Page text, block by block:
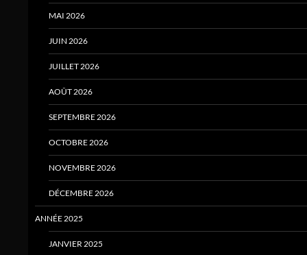
MAI 2026
JUIN 2026
JUILLET 2026
AOÛT 2026
SEPTEMBRE 2026
OCTOBRE 2026
NOVEMBRE 2026
DÉCEMBRE 2026
ANNÉE 2025
JANVIER 2025